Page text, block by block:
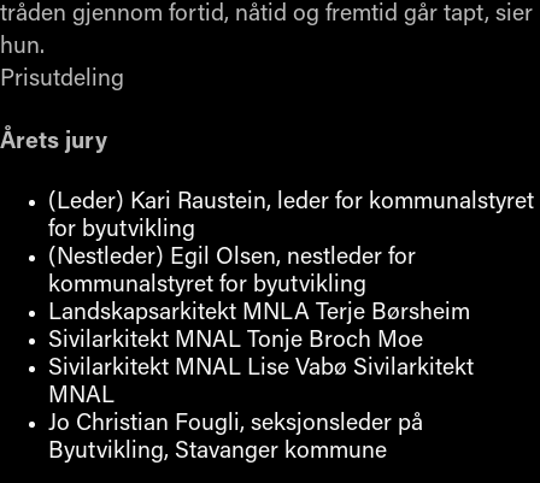
tråden gjennom fortid, nåtid og fremtid går tapt, sier
hun.
Prisutdeling
Årets jury
(Leder) Kari Raustein, leder for kommunalstyret
for byutvikling
(Nestleder) Egil Olsen, nestleder for
kommunalstyret for byutvikling
Landskapsarkitekt MNLA Terje Børsheim
Sivilarkitekt MNAL Tonje Broch Moe
Sivilarkitekt MNAL Lise Vabø Sivilarkitekt
MNAL
Jo Christian Fougli, seksjonsleder på
Byutvikling, Stavanger kommune